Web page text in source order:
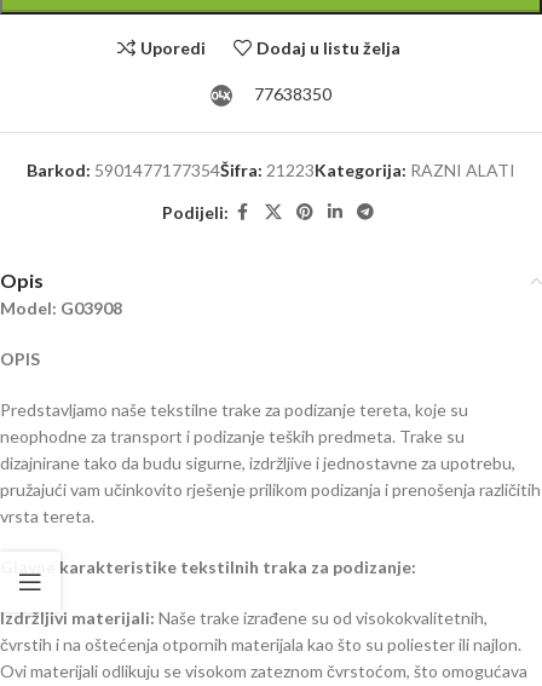
Uporedi Dodaj u listu želja
77638350
Barkod: 5901477177354Šifra: 21223Kategorija: RAZNI ALATI
Podijeli:
Opis
Model: G03908
OPIS
Predstavljamo naše tekstilne trake za podizanje tereta, koje su
neophodne za transport i podizanje teških predmeta. Trake su
dizajnirane tako da budu sigurne, izdržljive i jednostavne za upotrebu,
pružajući vam učinkovito rješenje prilikom podizanja i prenošenja različitih
vrsta tereta.
Glavne karakteristike tekstilnih traka za podizanje:
Izdržljivi materijali: Naše trake izrađene su od visokokvalitetnih,
čvrstih i na oštećenja otpornih materijala kao što su poliester ili najlon.
Ovi materijali odlikuju se visokom zateznom čvrstoćom, što omogućava